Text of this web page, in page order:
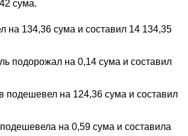
сума.
на 134,36 сума и составил 14 134,35
подорожал на 0,14 сума и составил
подешевел на 124,36 сума и составил
на 0,59 сума и составила